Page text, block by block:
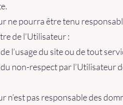
ne pourra être tenu
de l’Utilisateur :
l’usage du site ou de tout
non-respect par l’Utilisateur
n’est pas responsable des